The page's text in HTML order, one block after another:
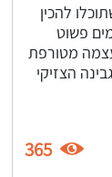
להכין
פשוט
מטורפת
הצזיקי
365